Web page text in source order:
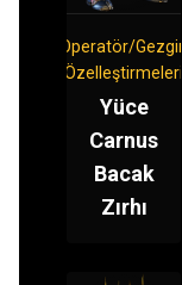
Operatör/Gezgin
Özelleştirmeleri
Yüce
Carnus
Bacak
Zırhı